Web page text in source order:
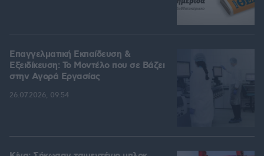
Επαγγελματική Εκπαίδευση &
Εξειδίκευση: Το Mοντέλο που σε Bάζει
στην Aγορά Eργασίας
26.07.2026, 09:54